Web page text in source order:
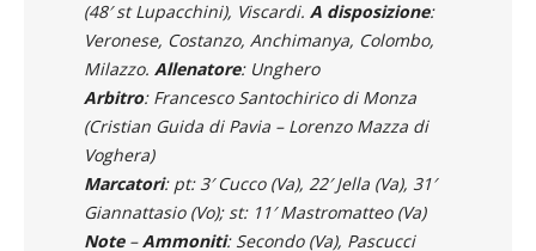
(48′ st Lupacchini), Viscardi. A disposizione:
Veronese, Costanzo, Anchimanya, Colombo,
Milazzo. Allenatore: Unghero
Arbitro: Francesco Santochirico di Monza
(Cristian Guida di Pavia – Lorenzo Mazza di
Voghera)
Marcatori: pt: 3′ Cucco (Va), 22′ Jella (Va), 31′
Giannattasio (Vo); st: 11′ Mastromatteo (Va)
Note–Ammoniti: Secondo (Va), Pascucci